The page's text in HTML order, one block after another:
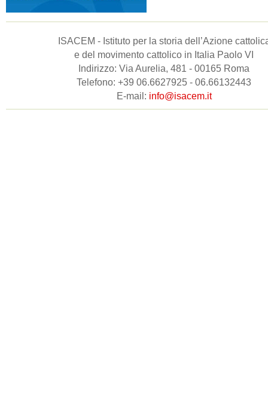
ISACEM - Istituto per la storia dell’Azione
e del movimento cattolico in Italia Paolo VI
Indirizzo: Via Aurelia, 481 - 00165 Roma
Telefono: +39 06.6627925 - 06.66132443
E-mail: info@isacem.it